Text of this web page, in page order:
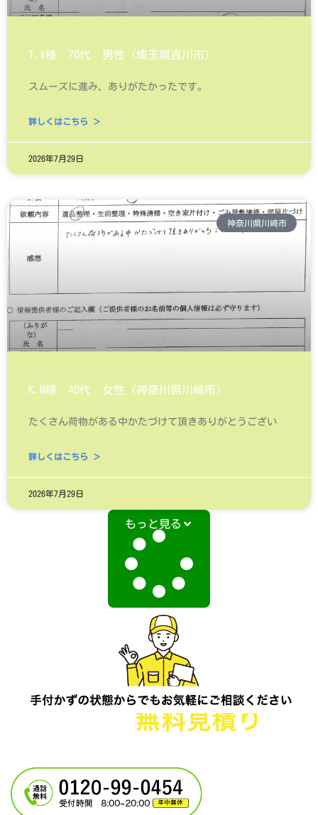
T.Y様 70代 男性（埼玉県吉川市）
スムーズに進み、ありがたかったです。
詳しくはこちら ＞
2026年7月29日
神奈川県川崎市
K.M様 40代 女性（神奈川県川崎市）
たくさん荷物がある中かたづけて頂きありがとうござい
詳しくはこちら ＞
2026年7月29日
もっと見る